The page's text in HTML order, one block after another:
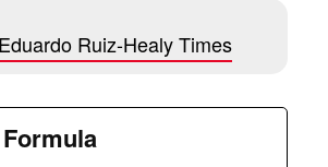
Ruiz-Healy Times